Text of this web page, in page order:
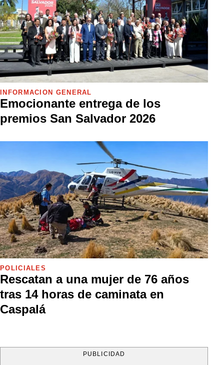
INFORMACIÓN GENERAL
Emocionante entrega de los
premios San Salvador 2026
POLICIALES
Rescatan a una mujer de 76 años
tras 14 horas de caminata en
Caspalá
PUBLICIDAD